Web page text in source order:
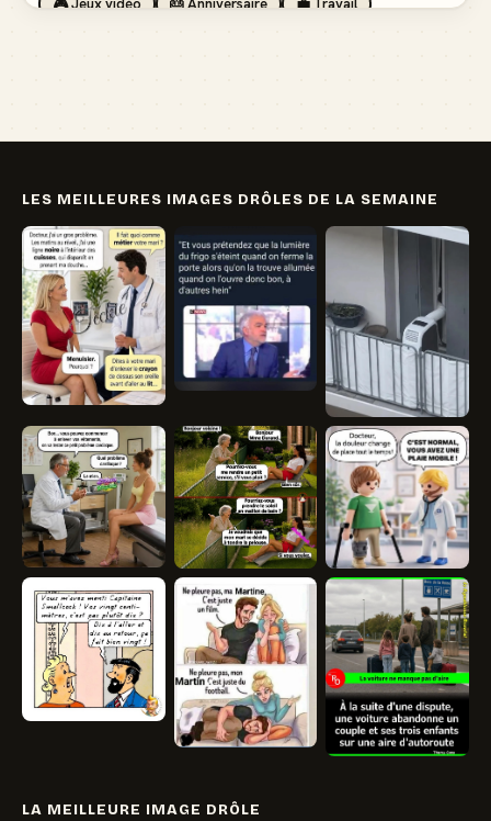
🎮 Jeux vidéo
🎂 Anniversaire
💼 Travail
LES MEILLEURES IMAGES DRÔLES DE LA SEMAINE
LA MEILLEURE IMAGE DRÔLE